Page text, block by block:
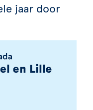
jaar door